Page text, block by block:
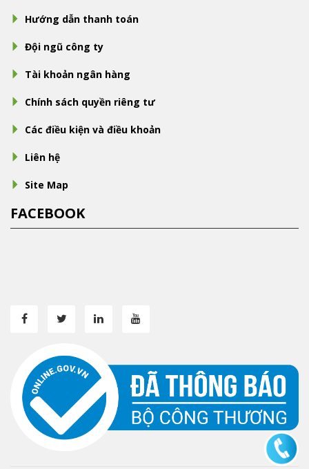
Hướng dẫn thanh toán
Đội ngũ công ty
Tài khoản ngân hàng
Chính sách quyền riêng tư
Các điều kiện và điều khoản
Liên hệ
Site Map
FACEBOOK